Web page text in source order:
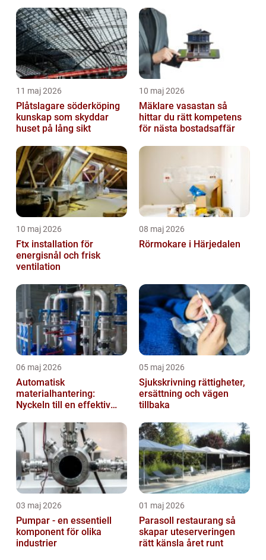
11 maj 2026
Plåtslagare söderköping
kunskap som skyddar
huset på lång sikt
10 maj 2026
Mäklare vasastan så
hittar du rätt kompetens
för nästa bostadsaffär
10 maj 2026
Ftx installation för
energisnål och frisk
ventilation
08 maj 2026
Rörmokare i Härjedalen
06 maj 2026
Automatisk
materialhantering:
Nyckeln till en effektiv
05 maj 2026
Sjukskrivning rättigheter,
ersättning och vägen
tillbaka
03 maj 2026
Pumpar - en essentiell
komponent för olika
industrier
01 maj 2026
Parasoll restaurang så
skapar uteserveringen
rätt känsla året runt